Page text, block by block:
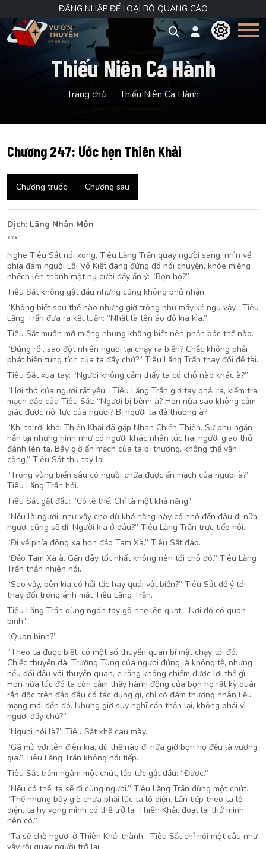
ĐĂNG NHẬP ĐỂ LOẠI BỎ QUẢNG CÁO
Thiếu Niên Ca Hành
Trang chủ Thiếu Niên Ca Hành
Chương 247: Ước hẹn Thiên Khải
Chương trước Chương sau
Dịch: Lãng Nhân Môn
***
Nghe Tiêu Sắt nói xong, Tiêu Lăng Trần quay người sang, nhìn về
phía đám người Lôi Vô Kiệt đang đứng đó nói chuyện, khóe miệng
nhếch lên thành một nụ cười đầy ẩn ý: “Bọn họ?”
Tiêu Sắt không gật đầu nhưng cũng không phủ nhận.
“Không biết sau thế nào nhưng giờ trông như mấy kẻ ngu vậy.” Tiêu
Lăng Trần đưa ra kết luận: “Nhất là tên áo đỏ kia kìa.”
Tiêu Sắt muốn mở miệng nhưng không biết nên phản bác thế nào.
“Đúng rồi, sao đột nhiên ngươi lại chạy ra biển? Chắc không phải
phát hiện tung tích của ta đấy chứ?” Tiêu Lăng Trần thay đổi đề tài.
Tiêu Sắt xua tay: “Ngươi không cảm thấy ta có chỗ nào khác à?”
“Hơi thở của ngươi rất yếu.” Tiêu Lăng Trần giơ tay phải ra, kiểm tra
mạch đập của Tiêu Sắt: “Ngươi bị bệnh à? Hơn nữa sao không cảm
giác được nội lực của ngươi? Bị người ta đả thương à?”
“Khi ta rời khỏi Thiên Khải đã gặp Nhan Chiến Thiên. Sư phụ ngăn
hắn lại nhưng hình như có người khác nhân lúc hai người giao thủ
đánh lén ta. Bây giờ ẩn mạch của ta bị thương, không thể vận
công.” Tiêu Sắt thu tay lại.
“Trong vùng biển sâu có người chữa được ẩn mạch của ngươi à?”
Tiêu Lăng Trần hỏi.
Tiêu Sắt gật đầu: “Có lẽ thế. Chỉ là một khả năng.”
“Nếu là ngươi, như vậy cho dù khả năng này có nhỏ đến đâu đi nữa
ngươi cũng sẽ đi. Người kia ở đâu?” Tiêu Lăng Trần trực tiếp hỏi.
“Đi về phía đông xa hơn đảo Tam Xà.” Tiêu Sắt đáp.
“Đảo Tam Xà à. Gần đây tốt nhất không nên tới chỗ đó.” Tiêu Lăng
Trần thản nhiên nói.
“Sao vậy, bên kia có hải tặc hay quái vật biển?” Tiêu Sắt để ý tới
thay đổi trong ánh mắt Tiêu Lăng Trần.
Tiêu Lăng Trần dùng ngón tay gõ nhẹ lên quạt: “Nơi đó có quan
binh.”
“Quan binh?”
“Theo ta được biết, có một số thuyền quan bí mật chạy tới đó.
Chiếc thuyền dài Trường Tùng của ngươi đúng là không tệ, nhưng
nếu đối đầu với thuyền quan, e rằng không chiếm được lợi thế gì.
Hơn nữa lúc đó ta còn cảm thấy hành động của bọn họ rất kỳ quái,
rắn độc trên đảo đâu có tác dụng gì, chỉ có đám thương nhân liều
mạng mới đến đó. Nhưng giờ suy nghĩ cẩn thận lại, không phải vì
ngươi đấy chứ?”
“Ngươi nói là?” Tiêu Sắt khẽ cau mày.
“Gã mù với tên điên kia, dù thế nào đi nữa giờ bọn họ đều là vương
gia.” Tiêu Lăng Trần không nói tiếp.
Tiêu Sắt trầm ngâm một chút, lập tức gật đầu: “Được.”
“Nếu có thể, ta sẽ đi cùng ngươi.” Tiêu Lăng Trần dừng một chút.
“Thế nhưng bây giờ chưa phải lúc ta lộ diện. Lần tiếp theo ta lộ
diện, ta hy vọng mình có thể trở lại Thiên Khải, đoạt lại thứ mình
nên có.”
“Ta sẽ chờ ngươi ở Thiên Khải thành.” Tiêu Sắt chỉ nói một câu như